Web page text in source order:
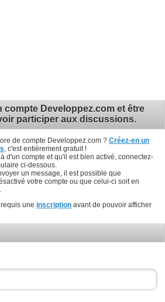
compte Developpez.com et être
participer aux discussions.
de compte Developpez.com ? Créez-en un
, c'est entièrement gratuit !
d'un compte et qu'il est bien activé, connectez-
ci-dessous.
un message, il est possible que
votre compte ou que celui-ci soit en
une inscription avant de pouvoir afficher